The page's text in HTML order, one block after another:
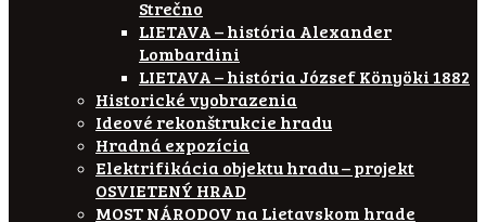
Strečno
LIETAVA – história Alexander
Lombardini
LIETAVA – história József Könyöki 1882
Historické vyobrazenia
Ideové rekonštrukcie hradu
Hradná expozícia
Elektrifikácia objektu hradu – projekt
OSVIETENÝ HRAD
MOST NÁRODOV na Lietavskom hrade